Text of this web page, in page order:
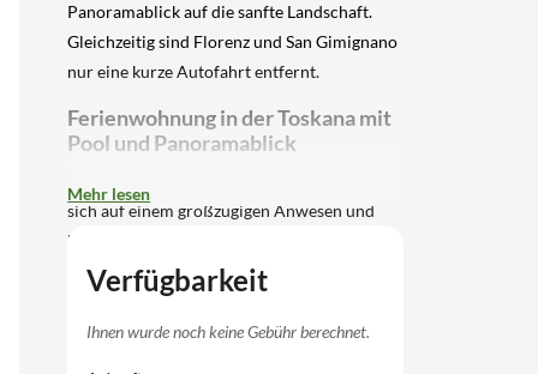
Panoramablick auf die sanfte Landschaft.
Gleichzeitig sind Florenz und San Gimignano
nur eine kurze Autofahrt entfernt.
Ferienwohnung in der Toskana mit
Pool und Panoramablick
sich auf einem großzügigen Anwesen und
besteht aus mehreren Wohnungen. Die
Wohnung für 6 Personen befindet sich im
Erdgeschoss und ist geräumig und
komfortabel eingerichtet. Im Inneren gibt es
Mehr lesen
Verfügbarkeit
Ihnen wurde noch keine Gebühr berechnet.